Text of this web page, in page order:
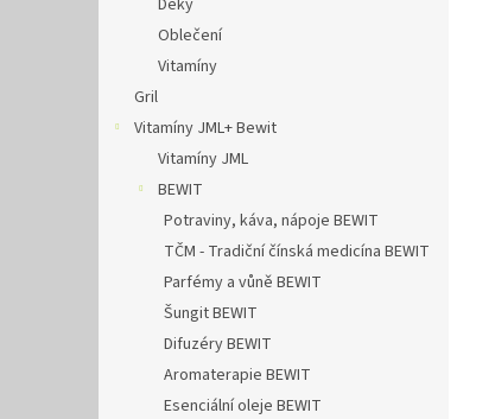
Oblečení
Vitamíny
Gril
Vitamíny JML+ Bewit
Vitamíny JML
BEWIT
Potraviny, káva, nápoje BEWIT
TČM - Tradiční čínská medicína BEWIT
Parfémy a vůně BEWIT
Šungit BEWIT
Difuzéry BEWIT
Aromaterapie BEWIT
Esenciální oleje BEWIT